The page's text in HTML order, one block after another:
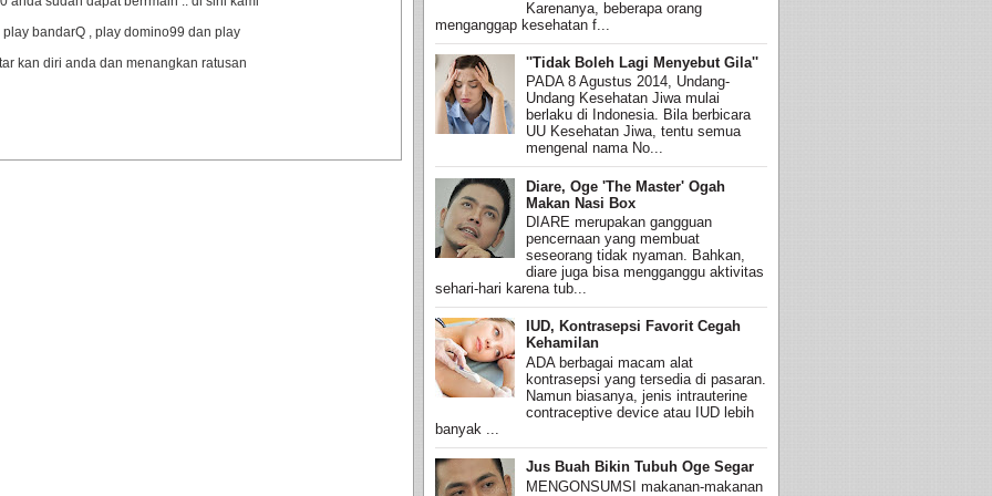
bandarQ , play domino99 dan play
kan diri anda dan menangkan ratusan
Karenanya, beberapa orang
menganggap kesehatan f...
''Tidak Boleh Lagi Menyebut Gila''
PADA 8 Agustus 2014, Undang-
Undang Kesehatan Jiwa mulai
berlaku di Indonesia. Bila berbicara
UU Kesehatan Jiwa, tentu semua
mengenal nama No...
Diare, Oge 'The Master' Ogah
Makan Nasi Box
DIARE merupakan gangguan
pencernaan yang membuat
seseorang tidak nyaman. Bahkan,
diare juga bisa mengganggu aktivitas
sehari-hari karena tub...
IUD, Kontrasepsi Favorit Cegah
Kehamilan
ADA berbagai macam alat
kontrasepsi yang tersedia di pasaran.
Namun biasanya, jenis intrauterine
contraceptive device atau IUD lebih
banyak ...
Jus Buah Bikin Tubuh Oge Segar
MENGONSUMSI makanan-makanan